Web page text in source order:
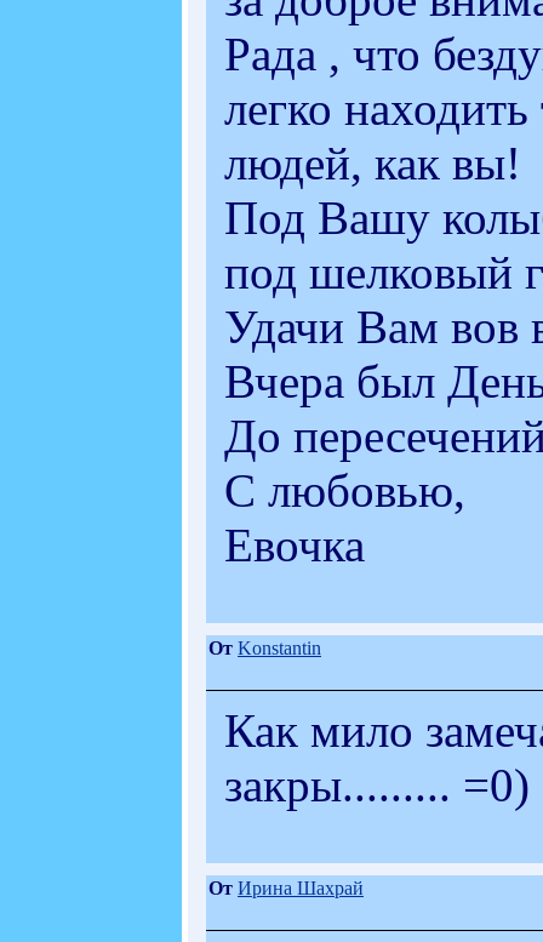
Рада , что
легко
людей, как вы!
Под Вашу
под шелковый
Удачи Вам вов
Вчера был
До
С любовью,
Евочка
От Konstantin
Как мило
закры......... =0)
От Ирина Шахрай